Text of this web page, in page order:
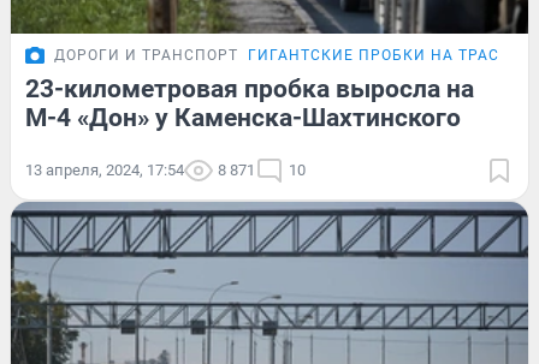
ДОРОГИ И ТРАНСПОРТ ГИГАНТСКИЕ ПРОБКИ НА ТРАССЕ
23-километровая пробка выросла на
М-4 «Дон» у Каменска-Шахтинского
13 апреля, 2024, 17:54 8 871 10